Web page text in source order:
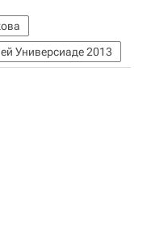
Универсиаде 2013